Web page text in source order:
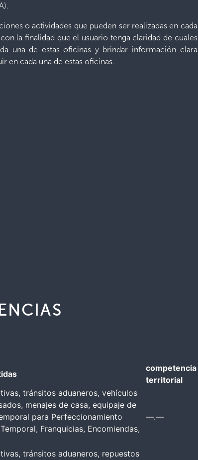
o actividades que pueden ser realizadas en cada
la finalidad que el usuario tenga claridad de cuales
una de estas oficinas y brindar información clara
en cada una de estas oficinas.
competencia
territorial
tránsitos aduaneros, vehículos
menajes de casa, equipaje de
para Perfeccionamiento
Franquicias, Encomiendas,
—.—
tránsitos aduaneros, repuestos